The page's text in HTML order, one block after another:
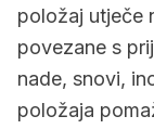
položaj utječe
povezane s
nade, snovi,
položaja